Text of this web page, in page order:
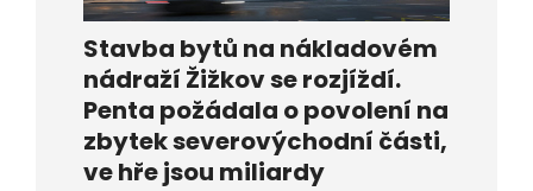
Stavba bytů na nákladovém
nádraží Žižkov se rozjíždí.
Penta požádala o povolení na
zbytek severovýchodní části,
ve hře jsou miliardy